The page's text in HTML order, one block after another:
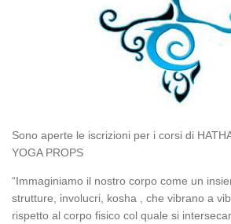
Sono aperte le iscrizioni per i corsi di
YOGA PROPS
“Immaginiamo il nostro corpo come un
strutture, involucri, kosha , che vibrano a
rispetto al corpo fisico col quale si